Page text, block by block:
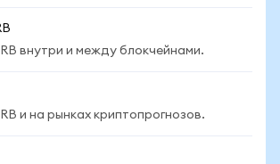
внутри и между блокчейнами.
и на рынках криптопрогнозов.